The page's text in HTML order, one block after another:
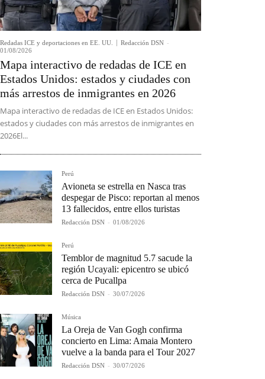
Redadas ICE y deportaciones en EE. UU. Redacción DSN -
01/08/2026
Mapa interactivo de redadas de ICE en
Estados Unidos: estados y ciudades con
más arrestos de inmigrantes en 2026
Mapa interactivo de redadas de ICE en Estados Unidos:
estados y ciudades con más arrestos de inmigrantes en
2026El...
Perú
Avioneta se estrella en Nasca tras
despegar de Pisco: reportan al menos
13 fallecidos, entre ellos turistas
Redacción DSN - 01/08/2026
Perú
Temblor de magnitud 5.7 sacude la
región Ucayali: epicentro se ubicó
cerca de Pucallpa
Redacción DSN - 30/07/2026
Música
La Oreja de Van Gogh confirma
concierto en Lima: Amaia Montero
vuelve a la banda para el Tour 2027
Redacción DSN - 30/07/2026